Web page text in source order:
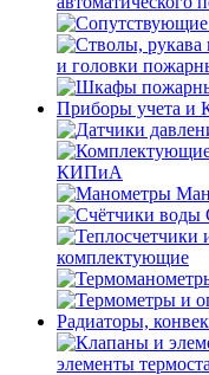
и головки
Приборы учета
КИПиА
комплектующие
Радиаторы,
элементы